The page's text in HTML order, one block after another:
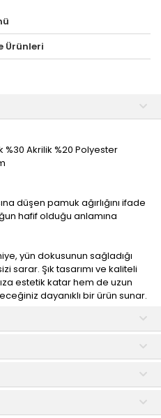
Ürünleri
%30 Akrilik %20 Polyester
düşen pamuk ağırlığını ifade
hafif olduğu anlamına
yün dokusunun sağladığı
sarar. Şık tasarımı ve kaliteli
estetik katar hem de uzun
dayanıklı bir ürün sunar.
yataklar için ideal olup, hem
düşünerek tasarlandı.
yapısıyla, uzun yıllar boyunca ilk
40 °C'de yıkayınız.